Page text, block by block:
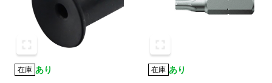
在庫 あり
在庫 あり